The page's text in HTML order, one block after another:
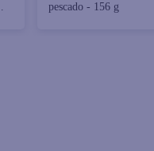
pescado - 156 g